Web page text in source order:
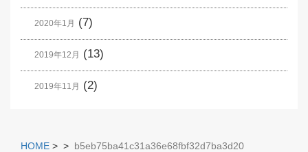
2020年1月 (7)
2019年12月 (13)
2019年11月 (2)
HOME > > b5eb75ba41c31a36e68fbf32d7ba3d20